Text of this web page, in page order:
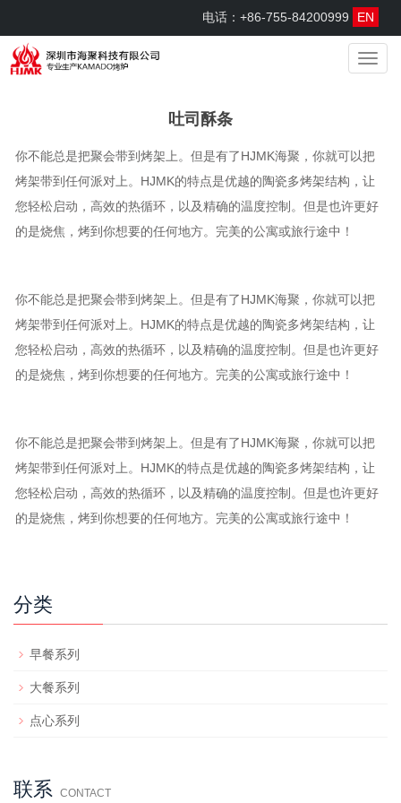
电话：+86-755-84200999 EN
menu
吐司酥条
你不能总是把聚会带到烤架上。但是有了HJMK海聚，你就可以把
烤架带到任何派对上。HJMK的特点是优越的陶瓷多烤架结构，让
您轻松启动，高效的热循环，以及精确的温度控制。但是也许更好
的是烧焦，烤到你想要的任何地方。完美的公寓或旅行途中！
你不能总是把聚会带到烤架上。但是有了HJMK海聚，你就可以把
烤架带到任何派对上。HJMK的特点是优越的陶瓷多烤架结构，让
您轻松启动，高效的热循环，以及精确的温度控制。但是也许更好
的是烧焦，烤到你想要的任何地方。完美的公寓或旅行途中！
你不能总是把聚会带到烤架上。但是有了HJMK海聚，你就可以把
烤架带到任何派对上。HJMK的特点是优越的陶瓷多烤架结构，让
您轻松启动，高效的热循环，以及精确的温度控制。但是也许更好
的是烧焦，烤到你想要的任何地方。完美的公寓或旅行途中！
分类
早餐系列
大餐系列
点心系列
联系 CONTACT